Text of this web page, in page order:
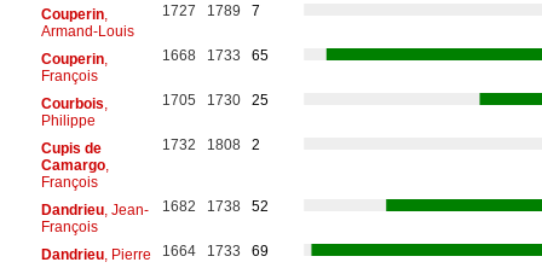
Couperin,
Armand-Louis
1727 1789 7
Couperin,
François
1668 1733 65
Courbois
Philippe
1705 1730 25
Cupis de
Camargo,
François
1732 1808 2
Dandrieu, Jean-
François
1682 1738 52
Dandrieu, Pierre 1664 1733
69